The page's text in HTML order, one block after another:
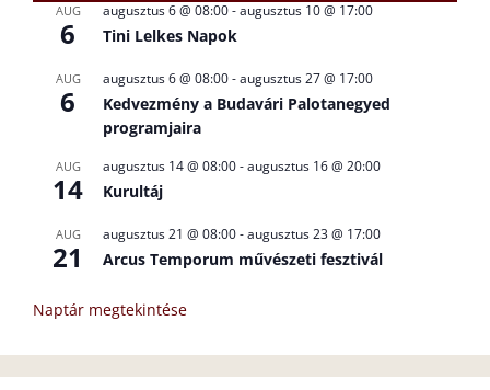
AUG
6
augusztus 6 @ 08:00-augusztus 10 @ 17:00
Tini Lelkes Napok
AUG
6
augusztus 6 @ 08:00-augusztus 27 @ 17:00
Kedvezmény a Budavári Palotanegyed
programjaira
AUG
14
augusztus 14 @ 08:00-augusztus 16 @ 20:00
Kurultáj
AUG
21
augusztus 21 @ 08:00-augusztus 23 @ 17:00
Arcus Temporum művészeti fesztivál
Naptár megtekintése